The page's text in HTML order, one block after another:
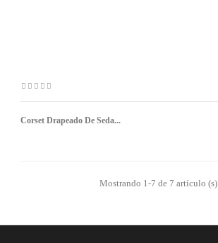
Corset Drapeado De Seda...
Mostrando 1-7 de 7 artículo (s)